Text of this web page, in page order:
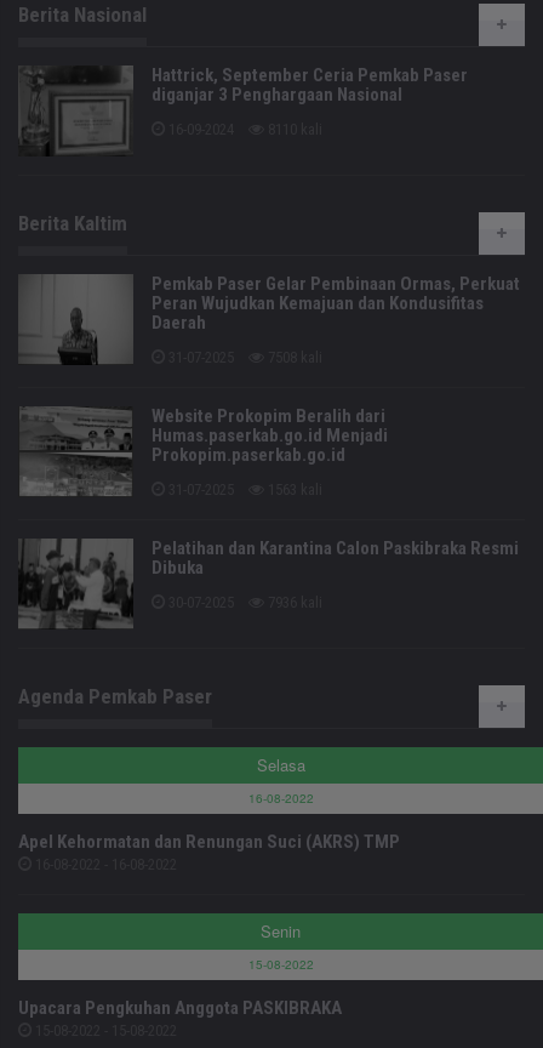
Berita Nasional
Hattrick, September Ceria Pemkab Paser
diganjar 3 Penghargaan Nasional
Berita Kaltim
Pemkab Paser Gelar Pembinaan Ormas, Perkuat
Peran Wujudkan Kemajuan dan Kondusifitas
Daerah
Website Prokopim Beralih dari
Humas.paserkab.go.id Menjadi
Prokopim.paserkab.go.id
Pelatihan dan Karantina Calon Paskibraka Resmi
Dibuka
Agenda Pemkab Paser
Selasa
16-08-2022
Apel Kehormatan dan Renungan Suci (AKRS) TMP
Senin
15-08-2022
Upacara Pengkuhan Anggota PASKIBRAKA